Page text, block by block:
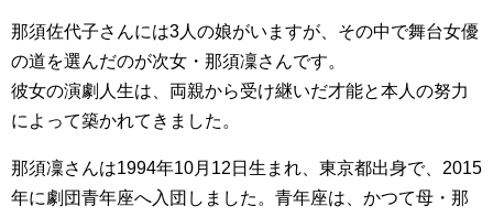
那須佐代子さんには3人の娘がいますが、その中で舞台女優
の道を選んだのが次女・那須凜さんです。
彼女の演劇人生は、両親から受け継いだ才能と本人の努力
によって築かれてきました。
那須凜さんは1994年10月12日生まれ、東京都出身で、2015
年に劇団青年座へ入団しました。青年座は、かつて母・那